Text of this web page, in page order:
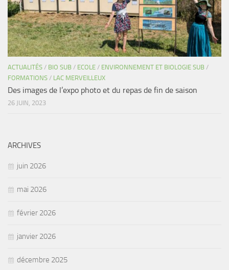
ACTUALITÉS / BIO SUB / ECOLE / ENVIRONNEMENT ET BIOLOGIE SUB /
FORMATIONS / LAC MERVEILLEUX
Des images de l’expo photo et du repas de fin de saison
26 JUIN, 2023
ARCHIVES
juin 2026
mai 2026
février 2026
janvier 2026
décembre 2025